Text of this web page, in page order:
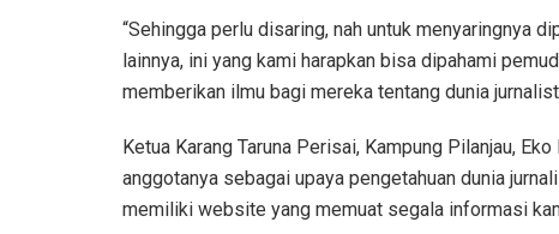
“Sehingga perlu disaring, nah untuk menyaringnya
lainnya, ini yang kami harapkan bisa dipahami
memberikan ilmu bagi mereka tentang dunia
Ketua Karang Taruna Perisai, Kampung Pilanjau,
anggotanya sebagai upaya pengetahuan dunia
memiliki website yang memuat segala informasi